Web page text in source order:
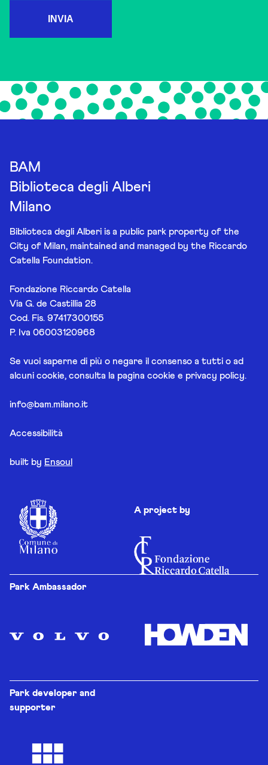
INVIA
BAM
Biblioteca degli Alberi
Milano
Biblioteca degli Alberi is a public park property of the
City of Milan, maintained and managed by the Riccardo
Catella Foundation.
Fondazione Riccardo Catella
Via G. de Castillia 28
Cod. Fis. 97417300155
P. Iva 06003120968
Se vuoi saperne di più o negare il consenso a tutti o ad
alcuni cookie, consulta la pagina cookie e privacy policy.
info@bam.milano.it
Accessibilità
built by Ensoul
A project by
Park Ambassador
Park developer and
supporter